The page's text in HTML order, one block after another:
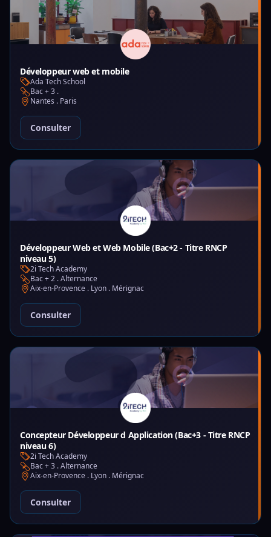
Développeur web et mobile
Ada Tech School
Bac + 3 .
Nantes . Paris
Consulter
Développeur Web et Web Mobile (Bac+2 - Titre RNCP
niveau 5)
2i Tech Academy
Bac + 2 . Alternance
Aix-en-Provence . Lyon . Mérignac
Consulter
Concepteur Développeur d Application (Bac+3 - Titre RNCP
niveau 6)
2i Tech Academy
Bac + 3 . Alternance
Aix-en-Provence . Lyon . Mérignac
Consulter